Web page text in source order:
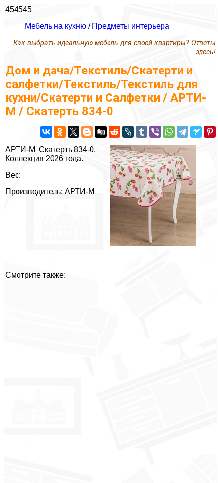
454545
Мебель на кухню / Предметы интерьера
Как выбрать идеальную мебель для своей квартиры? Ответы
здесь!
Дом и дача/Текстиль/Скатерти и
салфетки/Текстиль/Текстиль для
кухни/Скатерти и Салфетки / АРТИ-
М / Скатерть 834-0
АРТИ-М: Скатерть 834-0.
Коллекция 2026 года.
Вес:
Производитель: АРТИ-М
Смотрите также: